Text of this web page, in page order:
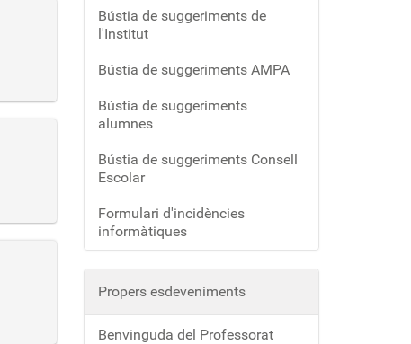
Bústia de suggeriments de
l'Institut
Bústia de suggeriments AMPA
Bústia de suggeriments
alumnes
Bústia de suggeriments Consell
Escolar
Formulari d'incidències
informàtiques
Propers esdeveniments
Benvinguda del Professorat